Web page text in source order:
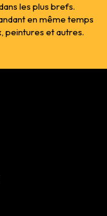
les plus brefs.
en même temps
peintures et autres.